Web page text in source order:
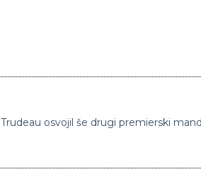
osvojil še drugi premierski